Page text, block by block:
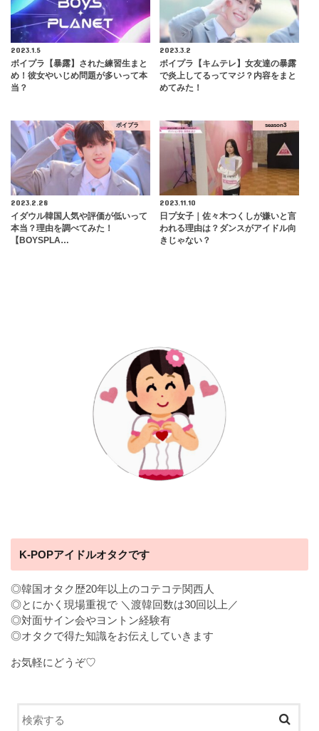
2023.1.5
ボイプラ【暴露】された練習生まと
め！彼女やいじめ問題が多いって本
当？
2023.3.2
ボイプラ【キムテレ】女友達の暴露
で炎上してるってマジ？内容をまと
めてみた！
ボイプラ
2023.2.28
イダウル韓国人気や評価が低いって
本当？理由を調べてみた！
【BOYSPLA…
season3
2023.11.10
日プ女子｜佐々木つくしが嫌いと言
われる理由は？ダンスがアイドル向
きじゃない？
K-POPアイドルオタクです
◎韓国オタク歴20年以上のコテコテ関西人
◎とにかく現場重視で ＼渡韓回数は30回以上／
◎対面サイン会やヨントン経験有
◎オタクで得た知識をお伝えしていきます
お気軽にどうぞ♡